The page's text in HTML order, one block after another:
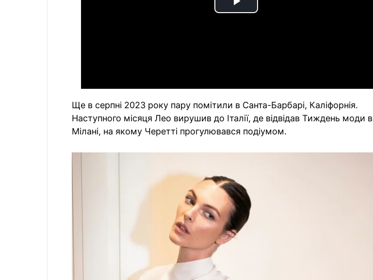
Play
Ще в серпні 2023 року пару помітили в Санта-Барбарі, Каліфорнія.
Наступного місяця Лео вирушив до Італії, де відвідав Тиждень моди в
Мілані, на якому Черетті прогулювався подіумом.